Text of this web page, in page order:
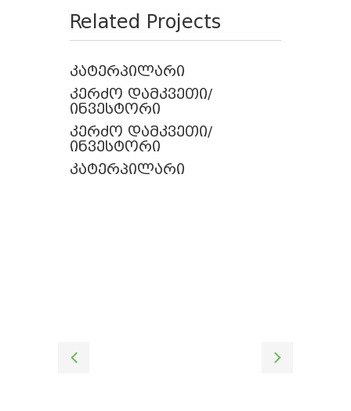
Related Projects
კატერპილარი
კერძო დამკვეთი/
ინვესტორი
კერძო დამკვეთი/
ინვესტორი
კატერპილარი